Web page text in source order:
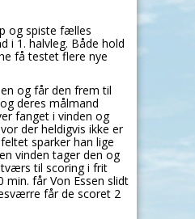
og spiste fælles
i 1. halvleg. Både hold
få testet flere nye
og får den frem til
deres målmand
fanget i vinden og
der heldigvis ikke er
sparker han lige
vinden tager den og
tværs til scoring i frit
min. får Von Essen slidt
får de scoret 2